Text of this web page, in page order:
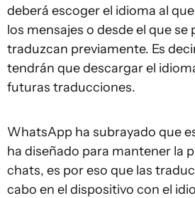
deberá escoger el idioma al
los mensajes o desde el que se
traduzcan previamente. Es
tendrán que descargar el
futuras traducciones.
WhatsApp ha subrayado que
ha diseñado para mantener la
chats, es por eso que las
cabo en el dispositivo con el